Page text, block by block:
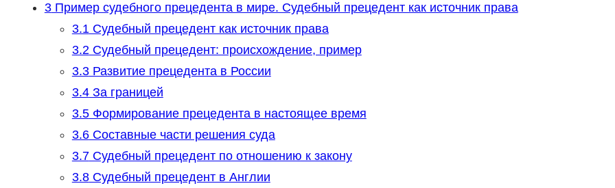
3Пример судебного прецедента в мире. Судебный прецедент как источник права
3.1Судебный прецедент как источник права
3.2Судебный прецедент: происхождение, пример
3.3Развитие прецедента в России
3.4За границей
3.5Формирование прецедента в настоящее время
3.6Составные части решения суда
3.7Судебный прецедент по отношению к закону
3.8Судебный прецедент в Англии